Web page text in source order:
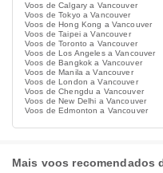
Voos de Calgary a Vancouver
Voos de Tokyo a Vancouver
Voos de Hong Kong a Vancouver
Voos de Taipei a Vancouver
Voos de Toronto a Vancouver
Voos de Los Angeles a Vancouver
Voos de Bangkok a Vancouver
Voos de Manila a Vancouver
Voos de London a Vancouver
Voos de Chengdu a Vancouver
Voos de New Delhi a Vancouver
Voos de Edmonton a Vancouver
Mais voos recomendados